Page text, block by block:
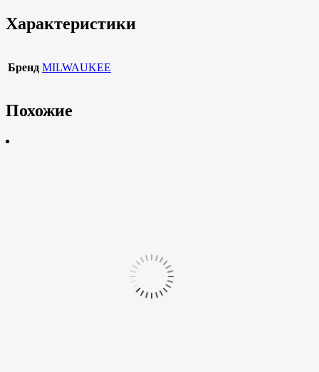
Характеристики
Бренд MILWAUKEE
Похожие